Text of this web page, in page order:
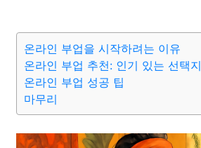
온라인 부업을 시작하려는 이유
온라인 부업 추천: 인기 있는 선택지
온라인 부업 성공 팁
마무리